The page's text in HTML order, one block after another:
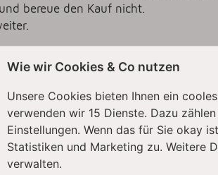
bereue den Kauf nicht.
KitchenAid Perfektion
ihren Job sehr gut.
Wie wir Cookies & Co nutzen
Unsere Cookies bieten Ihnen ein
verwenden wir 15 Dienste. Dazu
Einstellungen. Wenn das für Sie okay
Statistiken und Marketing zu. Weitere
verwalten.